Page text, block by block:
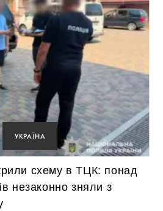
УКРАЇНА
схему в ТЦК: понад
незаконно зняли з